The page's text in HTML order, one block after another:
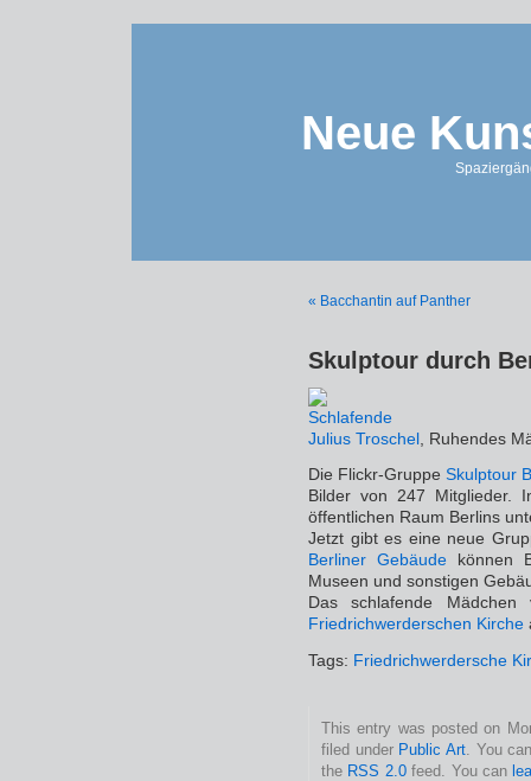
Neue
« Bacchantin auf Panther
Skulptour durch
Julius Troschel , Ruhendes
Die Flickr-GruppeSkulptour
Bilder von 247 Mitglieder.
öffentlichen Raum Berlins
Jetzt gibt es eine neue
Berliner Gebäude können
Museen und sonstigen
Das schlafende
Friedrichwerderschen Kirche
Tags: Friedrichwerdersche
This entry was posted on
filed under Public Art . You
the RSS 2.0feed. You can